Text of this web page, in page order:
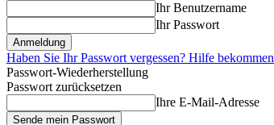
Ihr Benutzername
Ihr Passwort
Haben Sie Ihr Passwort vergessen? Hilfe bekommen
Passwort-Wiederherstellung
Passwort zurücksetzen
Ihre E-Mail-Adresse